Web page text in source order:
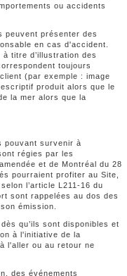
ou accidents
peuvent présenter des
en cas d'accident.
titre d’illustration des
toujours
(par exemple : image
produit alors que le
la mer alors que la
pouvant survenir à
régies par les
et de Montréal du 28
pourraient profiter au Site,
l’article L211-16 du
sont rappelées au dos des
émission.
qu’ils sont disponibles et
à l'initiative de la
l'aller ou au retour ne
des événements